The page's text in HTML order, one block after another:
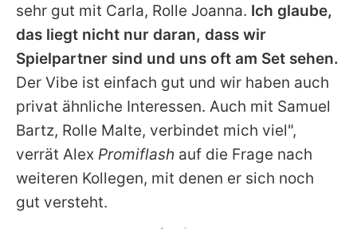
sehr gut mit Carla, Rolle Joanna. Ich glaube,
das liegt nicht nur daran, dass wir
Spielpartner sind und uns oft am Set sehen.
Der Vibe ist einfach gut und wir haben auch
privat ähnliche Interessen. Auch mit Samuel
Bartz, Rolle Malte, verbindet mich viel",
verrät Alex Promiflash auf die Frage nach
weiteren Kollegen, mit denen er sich noch
gut versteht.